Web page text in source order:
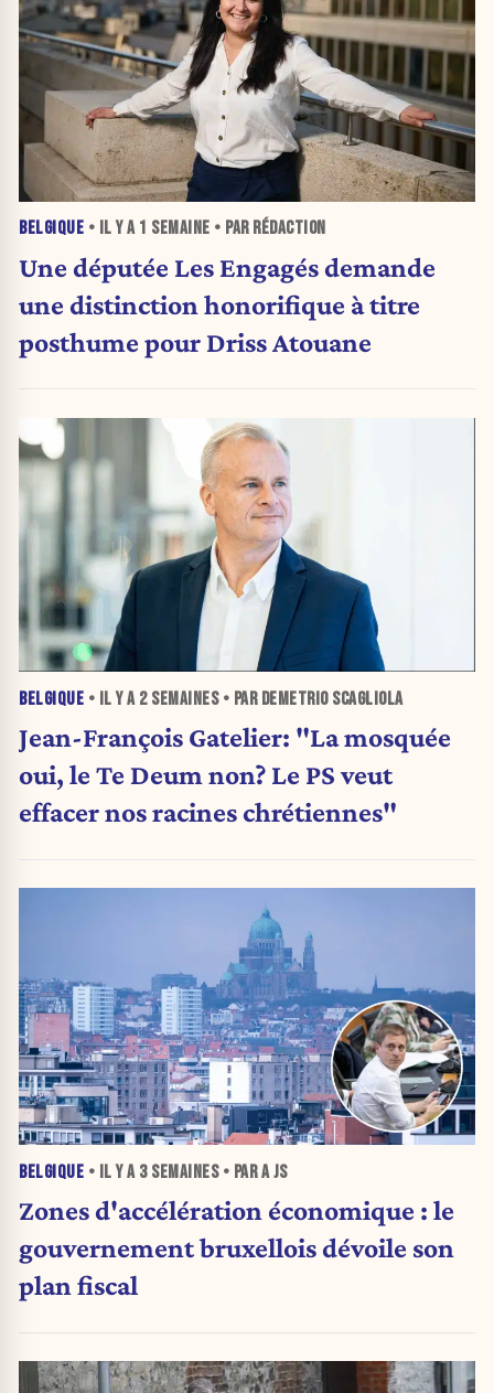
BELGIQUE • IL Y A 1 SEMAINE • PAR RÉDACTION
Une députée Les Engagés demande
une distinction honorifique à titre
posthume pour Driss Atouane
BELGIQUE • IL Y A 2 SEMAINES• PAR DEMETRIO SCAGLIOLA
Jean-François Gatelier: "La mosquée
oui, le Te Deum non? Le PS veut
effacer nos racines chrétiennes"
BELGIQUE • IL Y A 3 SEMAINES• PAR A JS
Zones d'accélération économique : le
gouvernement bruxellois dévoile son
plan fiscal